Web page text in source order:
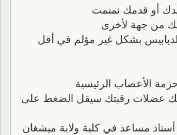
أو قدمك نمنمت
من جهة لأخرى
بشكل غير مؤلم في أقل
الأعصاب الرئيسية
عضلات رقبتك سيقل الضغط على
أستاذ مساعد في كلية ولاية ميشغان